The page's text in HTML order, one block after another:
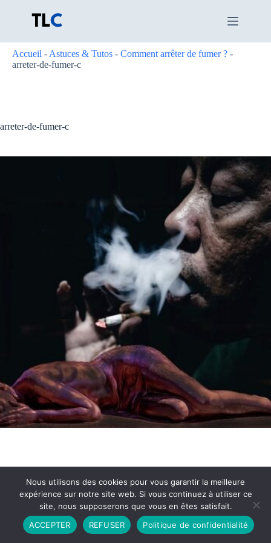
Accueil - Astuces & Tutos - Comment arrêter de fumer ? -
arreter-de-fumer-c
arreter-de-fumer-c
Partenariat Contact
Politique de Confidentialité
CGU
Copyright © 2026 - Propulsé par DIEUDUDIABLE
Nous utilisons des cookies pour vous garantir la meilleure
expérience sur notre site web. Si vous continuez à utiliser ce
site, nous supposerons que vous en êtes satisfait.
ACCEPTER
REFUSER Politique de confidentialité